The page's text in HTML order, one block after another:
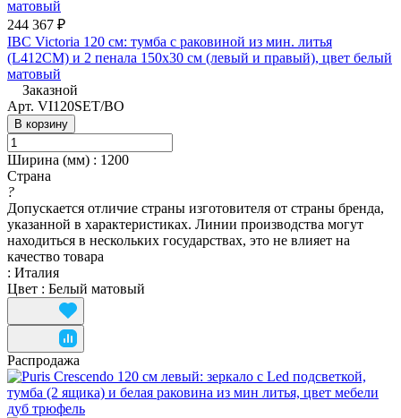
244 367 ₽
IBC Victoria 120 см: тумба с раковиной из мин. литья
(L412СM) и 2 пенала 150х30 см (левый и правый), цвет белый
матовый
Заказной
Арт. VI120SET/BO
В корзину
Ширина (мм) : 1200
Страна
?
Допускается отличие страны изготовителя от страны бренда,
указанной в характеристиках. Линии производства могут
находиться в нескольких государствах, это не влияет на
качество товара
: Италия
Цвет : Белый матовый
Распродажа